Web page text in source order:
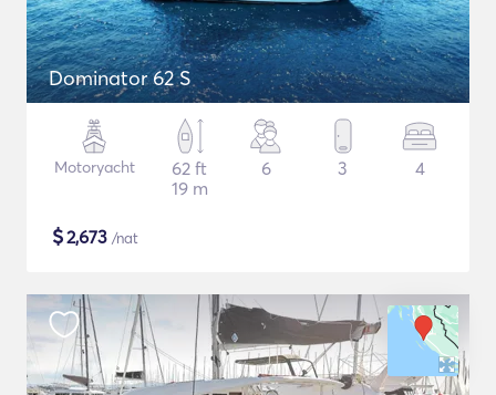
Dominator 62 S
Motoryacht
62 ft
19 m
6 3 4
$2,673 /nat